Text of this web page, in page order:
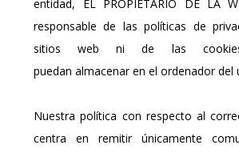
entidad, EL PROPIETARIO DE LA
responsable de las políticas de
sitios web ni de las
puedan almacenar en el ordenador del
Nuestra política con respecto al
centra en remitir únicamente